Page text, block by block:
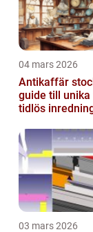
04 mars 2026
Antikaffär
guide till unika
tidlös
03 mars 2026